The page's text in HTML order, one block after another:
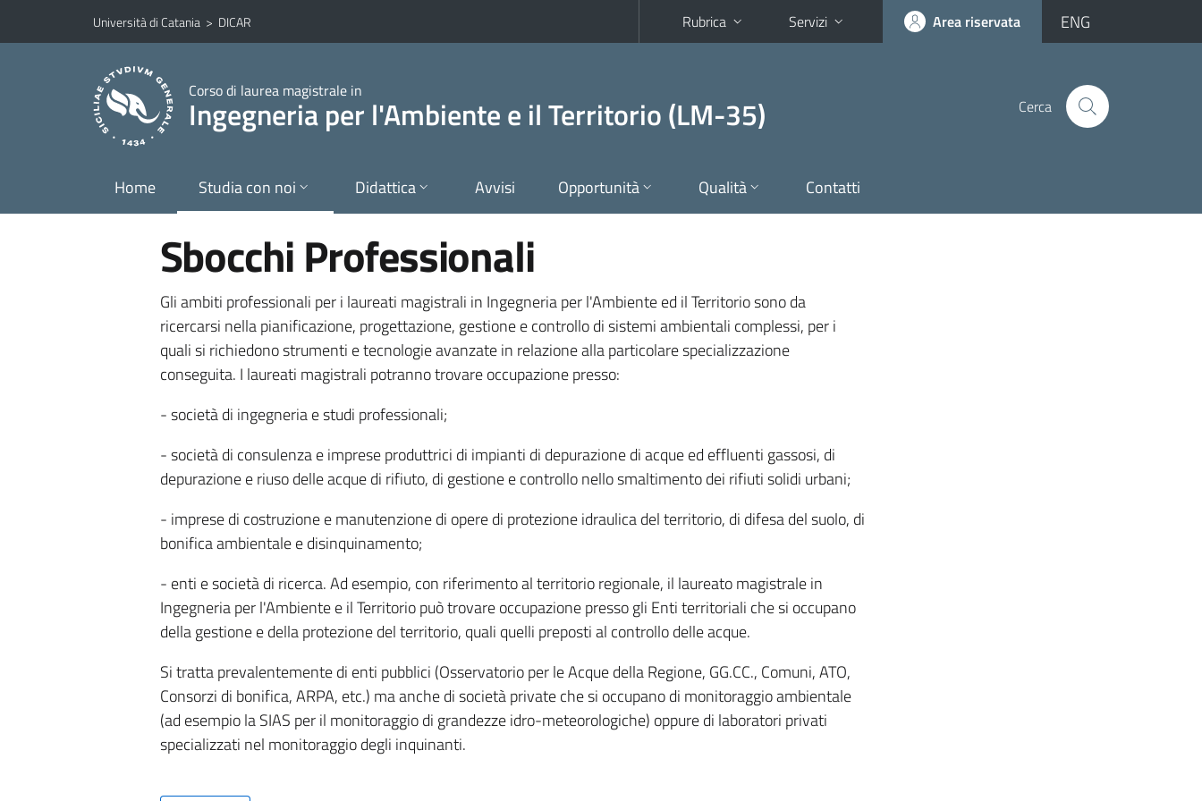
Vai al contenuto principale
Vai al menu di navigazione
Università di Catania > DICAR Rubrica Servizi Area riservata ENG
Corso di laurea magistrale in
Ingegneria per l'Ambiente e il Territorio (LM-35) Cerca
Home Studia con noi Didattica Avvisi Opportunità Qualità Contatti
Sbocchi Professionali
Gli ambiti professionali per i laureati magistrali in Ingegneria per l'Ambiente ed il Territorio sono da
ricercarsi nella pianificazione, progettazione, gestione e controllo di sistemi ambientali complessi, per i
quali si richiedono strumenti e tecnologie avanzate in relazione alla particolare specializzazione
conseguita. I laureati magistrali potranno trovare occupazione presso:
- società di ingegneria e studi professionali;
- società di consulenza e imprese produttrici di impianti di depurazione di acque ed effluenti gassosi, di
depurazione e riuso delle acque di rifiuto, di gestione e controllo nello smaltimento dei rifiuti solidi urbani;
- imprese di costruzione e manutenzione di opere di protezione idraulica del territorio, di difesa del suolo, di
bonifica ambientale e disinquinamento;
- enti e società di ricerca. Ad esempio, con riferimento al territorio regionale, il laureato magistrale in
Ingegneria per l'Ambiente e il Territorio può trovare occupazione presso gli Enti territoriali che si occupano
della gestione e della protezione del territorio, quali quelli preposti al controllo delle acque.
Si tratta prevalentemente di enti pubblici (Osservatorio per le Acque della Regione, GG.CC., Comuni, ATO,
Consorzi di bonifica, ARPA, etc.) ma anche di società private che si occupano di monitoraggio ambientale
(ad esempio la SIAS per il monitoraggio di grandezze idro-meteorologiche) oppure di laboratori privati
specializzati nel monitoraggio degli inquinanti.